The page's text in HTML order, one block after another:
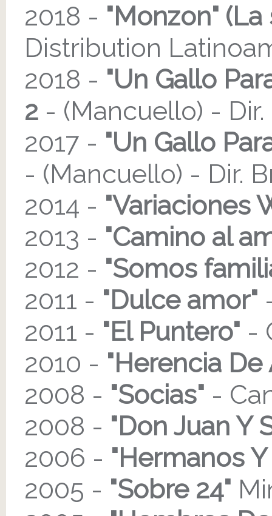
2018 - "Monzon" (La
Distribution
2018 - "Un Gallo
2 - (Mancuello) -
2017 - "Un Gallo
- (Mancuello) - Dir.
2014 - "Variaciones
2013 - "Camino al
2012 - "Somos
2011 - "Dulce amor"
2011 - "El Puntero" -
2010 - "Herencia De
2008 - "Socias" -
2008 - "Don Juan Y
2006 - "Hermanos
2005 - "Sobre 24"